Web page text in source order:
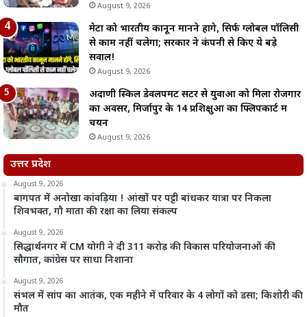
August 9, 2026
मेटा को भारतीय कानून मानने होंगे, सिर्फ ग्लोबल पॉलिसी
से काम नहीं चलेगा; सरकार ने कंपनी से किए ये बड़े
सवाल!
August 9, 2026
अदाणी स्किल डेवलपमेंट सेंटर से युवाओं को मिला रोजगार
का अवसर, मिर्जापुर के 14 प्रशिक्षुओं का फ्लिपकार्ट में
चयन
August 9, 2026
उत्तर प्रदेश
August 9, 2026
बागपत में अनोखा कांवड़िया ! आंखों पर पट्टी बांधकर यात्रा पर निकला
शिवभक्त, गौ माता की रक्षा का लिया संकल्प
August 9, 2026
सिद्धार्थनगर में CM योगी ने दी 311 करोड़ की विकास परियोजनाओं की
सौगात, कांग्रेस पर साधा निशाना
August 9, 2026
संभल में सांप का आतंक, एक महीने में परिवार के 4 लोगों को डसा; किशोरी की
मौत